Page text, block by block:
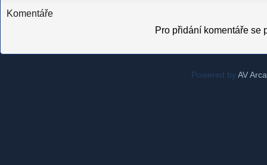
Komentáře
Pro přidání komentáře se
Powered byAV